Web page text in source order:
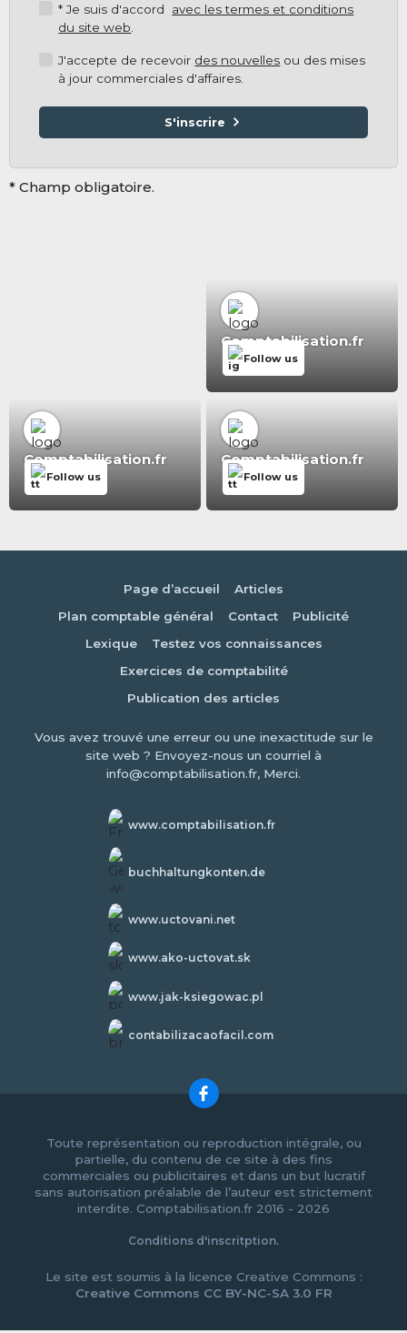
* Je suis d'accord avec les termes et conditions
du site web
J'accepte de recevoir des nouvelles ou des mises
à jour commerciales d'affaires.
S'inscrire
* Champ obligatoire.
Comptabilisation.fr
Follow us
Comptabilisation.fr
Follow us
Comptabilisation.fr
Follow us
Page d’accueil
Articles
Plan comptable général
Contact
Publicité
Lexique
Testez vos connaissances
Exercices de comptabilité
Publication des articles
Vous avez trouvé une erreur ou une inexactitude sur le
site web ? Envoyez-nous un courriel à
info@comptabilisation.fr, Merci.
www.comptabilisation.fr
buchhaltungkonten.de
www.uctovani.net
www.ako-uctovat.sk
www.jak-ksiegowac.pl
contabilizacaofacil.com
Toute représentation ou reproduction intégrale, ou
partielle, du contenu de ce site à des fins
commerciales ou publicitaires et dans un but lucratif
sans autorisation préalable de l’auteur est strictement
interdite. Comptabilisation.fr 2016 - 2026
Conditions d'inscritption.
Le site est soumis à la licence Creative Commons :
Creative Commons CC BY-NC-SA 3.0 FR